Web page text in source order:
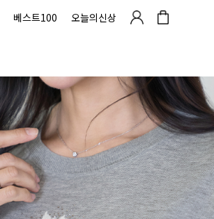
베스트100 오늘의신상